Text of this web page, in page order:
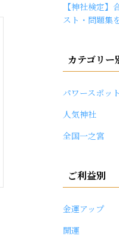
【神社検定
スト・問題集
カテゴリー
パワースポット
人気神社
全国一之宮
ご利益別
金運アップ
開運